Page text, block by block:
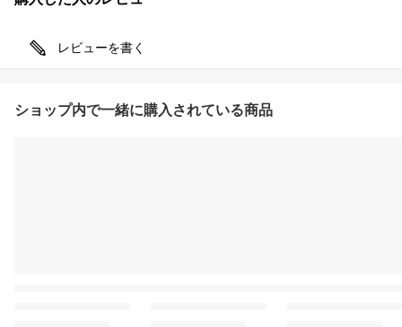
レビューを書く
ショップ内で一緒に購入されている商品